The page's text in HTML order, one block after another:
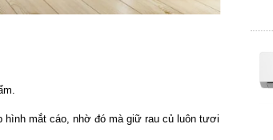
hình mắt cáo, nhờ đó mà giữ rau củ luôn tươi